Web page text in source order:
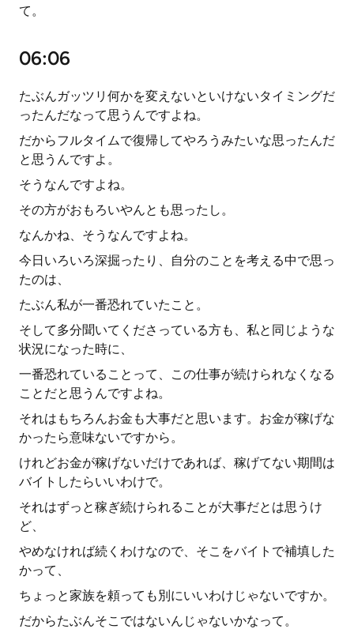
て。
06:06
たぶんガッツリ何かを変えないといけないタイミングだ
ったんだなって思うんですよね。
だからフルタイムで復帰してやろうみたいな思ったんだ
と思うんですよ。
そうなんですよね。
その方がおもろいやんとも思ったし。
なんかね、そうなんですよね。
今日いろいろ深掘ったり、自分のことを考える中で思っ
たのは、
たぶん私が一番恐れていたこと。
そして多分聞いてくださっている方も、私と同じような
状況になった時に、
一番恐れていることって、この仕事が続けられなくなる
ことだと思うんですよね。
それはもちろんお金も大事だと思います。お金が稼げな
かったら意味ないですから。
けれどお金が稼げないだけであれば、稼げてない期間は
バイトしたらいいわけで。
それはずっと稼ぎ続けられることが大事だとは思うけ
ど、
やめなければ続くわけなので、そこをバイトで補填した
かって、
ちょっと家族を頼っても別にいいわけじゃないですか。
だからたぶんそこではないんじゃないかなって。